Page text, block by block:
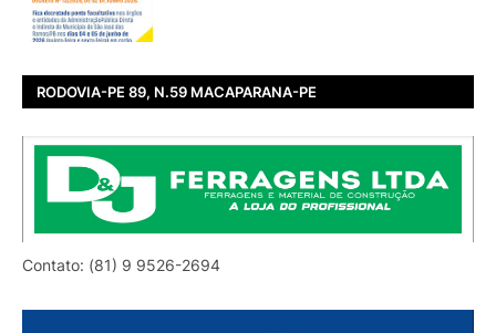
RODOVIA-PE 89, N.59 MACAPARANA-PE
Contato: (81) 9 9526-2694